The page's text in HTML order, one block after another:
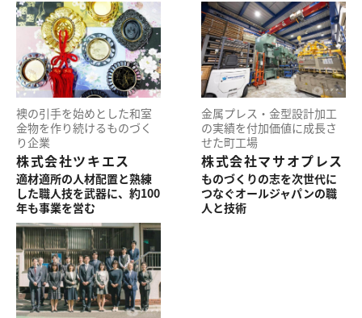
襖の引手を始めとした和室
金物を作り続けるものづく
り企業
株式会社ツキエス
適材適所の人材配置と熟練
した職人技を武器に、 約100
年も事業を営む
金属プレス・ 金型設計加工
の実績を付加価値に成長さ
せた町工場
株式会社マサオプレス
ものづくりの志を次世代に
つなぐオールジャパンの職
人と技術